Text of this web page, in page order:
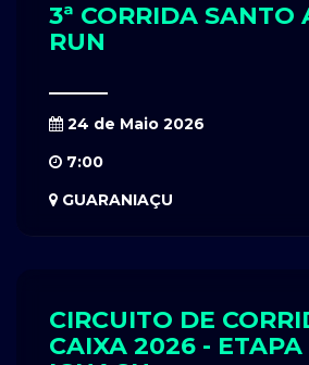
3ª CORRIDA SANTO
RUN
24 de Maio 2026
7:00
GUARANIAÇU
CIRCUITO DE
CAIXA 2026 - ETAPA